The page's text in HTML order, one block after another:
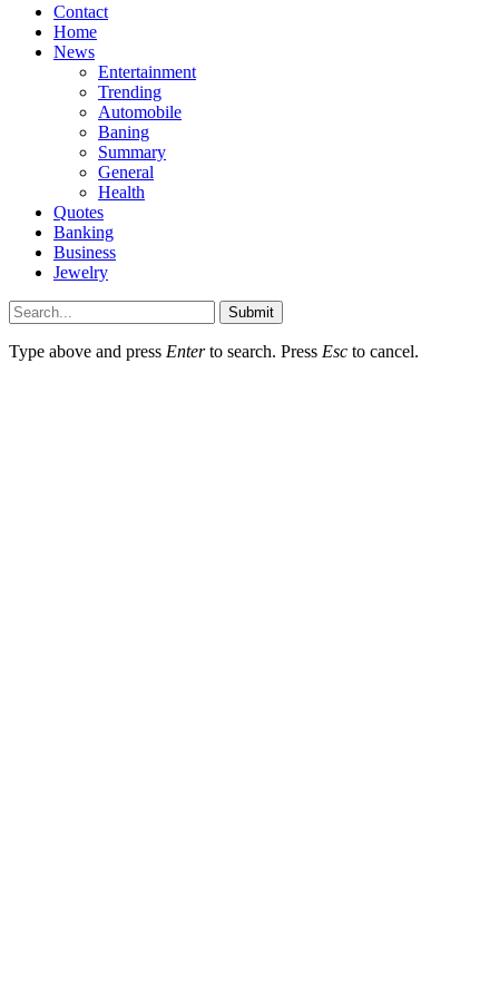
Contact
Home
News
Entertainment
Trending
Automobile
Baning
Summary
General
Health
Quotes
Banking
Business
Jewelry
Submit
Type above and press Enterto search. Press Esc to cancel.